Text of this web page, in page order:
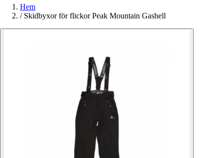
Hem
/ Skidbyxor för flickor Peak Mountain Gashell